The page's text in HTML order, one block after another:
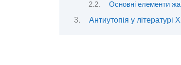
Основні елементи
Антиутопія у літературі